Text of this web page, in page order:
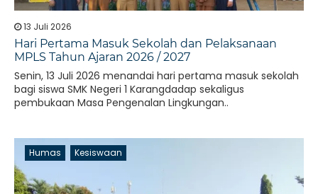
13 Juli 2026
Hari Pertama Masuk Sekolah dan Pelaksanaan
MPLS Tahun Ajaran 2026 / 2027
Senin, 13 Juli 2026 menandai hari pertama masuk sekolah
bagi siswa SMK Negeri 1 Karangdadap sekaligus
pembukaan Masa Pengenalan Lingkungan..
Humas Kesiswaan